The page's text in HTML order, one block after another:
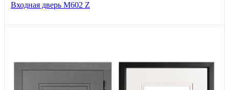
Входная дверь М602 Z